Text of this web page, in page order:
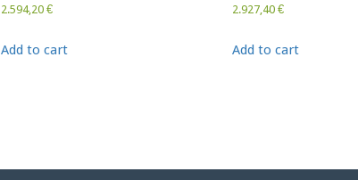
2.594,20€
Add to cart
2.927,40€
Add to cart